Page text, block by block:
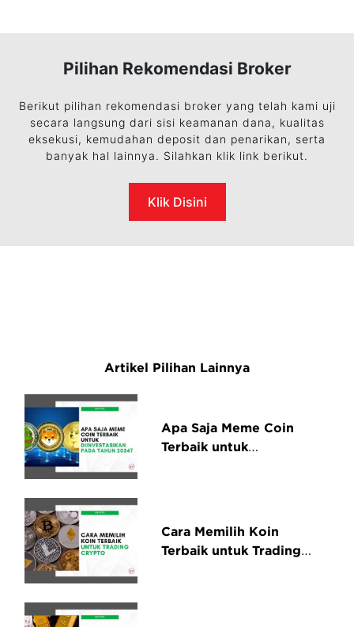
Pilihan Rekomendasi Broker
Berikut pilihan rekomendasi broker yang telah kami uji
secara langsung dari sisi keamanan dana, kualitas
eksekusi, kemudahan deposit dan penarikan, serta
banyak hal lainnya. Silahkan klik link berikut.
Klik Disini
Artikel Pilihan Lainnya
Apa Saja Meme Coin
Terbaik untuk
Cara Memilih Koin
Terbaik untuk Trading